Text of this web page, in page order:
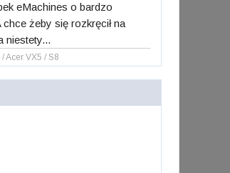
eMachines o bardzo
żeby się rozkręcił na
niestety...
Acer VX5 / S8